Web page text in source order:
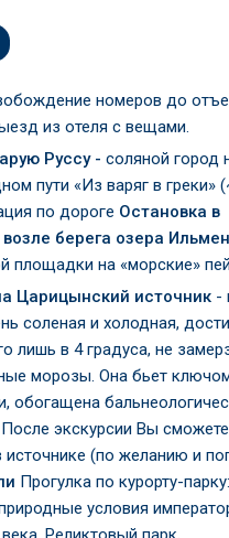
номеров до
из отеля с вещами.
Руссу - соляной город
пути «Из варяг в греки»
по дороге Остановка в
берега озера
площадки на «морские»
Царицынский источник -
соленая и холодная,
лишь в 4 градуса, не
морозы. Она бьет
обогащена
экскурсии Вы сможете
источнике (по желанию и
Прогулка по курорту-парку:
условия